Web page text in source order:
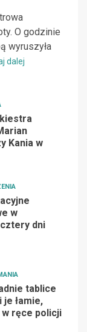
O godzinie
wyruszyła
dalej
Kania w
w
dni
tablice
łamie,
w ręce policji